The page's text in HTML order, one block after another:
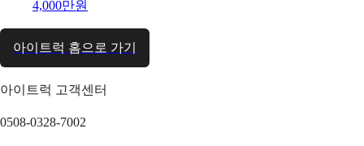
4,000만원
아이트럭 홈으로 가기
아이트럭 고객센터
0508-0328-7002